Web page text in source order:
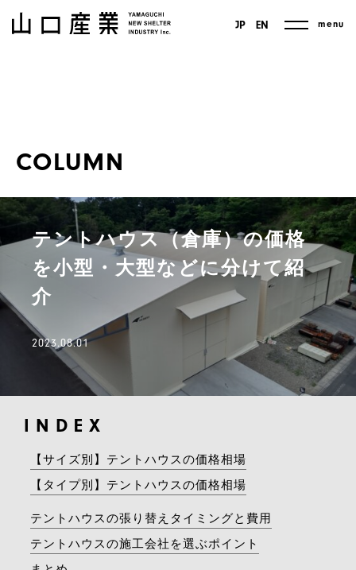
JP EN menu
COLUMN
テントハウス（倉庫）の価格
を小型・大型などに分けて紹
介
2023.08.01
INDEX
【サイズ別】テントハウスの価格相場
【タイプ別】テントハウスの価格相場
テントハウスの張り替えタイミングと費用
テントハウスの施工会社を選ぶポイント